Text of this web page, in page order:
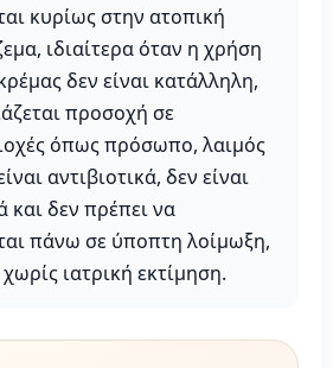
κυρίως στην ατοπική
ιδιαίτερα όταν η χρήση
δεν είναι κατάλληλη,
προσοχή σε
όπως πρόσωπο, λαιμός
αντιβιοτικά, δεν είναι
και δεν πρέπει να
πάνω σε ύποπτη λοίμωξη,
ιατρική εκτίμηση.